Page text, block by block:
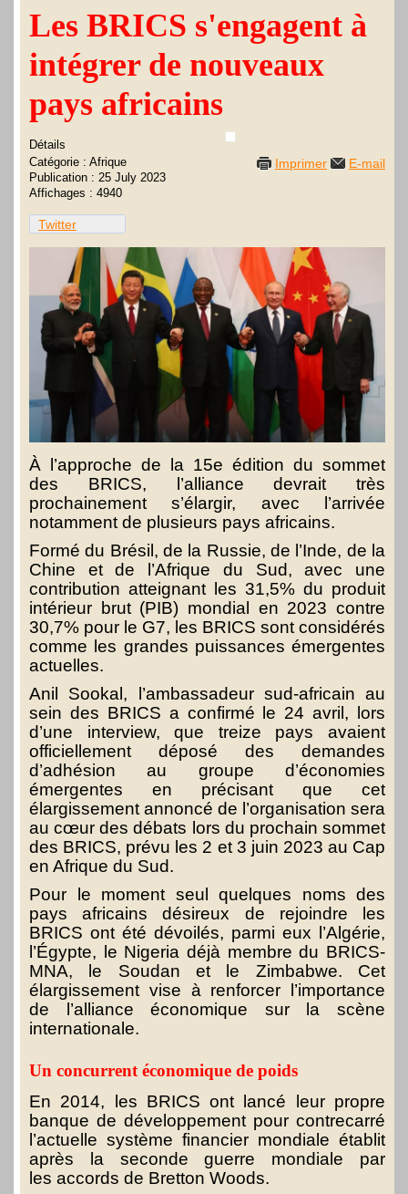
Les BRICS s'engagent à
intégrer de nouveaux
pays africains
Imprimer E-mail
Détails
Catégorie : Afrique
Publication : 25 July 2023
Affichages : 4940
Twitter
À l’approche de la 15e édition du sommet
des BRICS, l’alliance devrait très
prochainement s’élargir, avec l’arrivée
notamment de plusieurs pays africains.
Formé du Brésil, de la Russie, de l’Inde, de la
Chine et de l’Afrique du Sud, avec une
contribution atteignant les 31,5% du produit
intérieur brut (PIB) mondial en 2023 contre
30,7% pour le G7, les BRICS sont considérés
comme les grandes puissances émergentes
actuelles.
Anil Sookal, l’ambassadeur sud-africain au
sein des BRICS a confirmé le 24 avril, lors
d’une interview, que treize pays avaient
officiellement déposé des demandes
d’adhésion au groupe d’économies
émergentes en précisant que cet
élargissement annoncé de l’organisation sera
au cœur des débats lors du prochain sommet
des BRICS, prévu les 2 et 3 juin 2023 au Cap
en Afrique du Sud.
Pour le moment seul quelques noms des
pays africains désireux de rejoindre les
BRICS ont été dévoilés, parmi eux l’Algérie,
l’Égypte, le Nigeria déjà membre du BRICS-
MNA, le Soudan et le Zimbabwe. Cet
élargissement vise à renforcer l’importance
de l’alliance économique sur la scène
internationale.
Un concurrent économique de poids
En 2014, les BRICS ont lancé leur propre
banque de développement pour contrecarré
l’actuelle système financier mondiale établit
après la seconde guerre mondiale par
les accords de Bretton Woods.